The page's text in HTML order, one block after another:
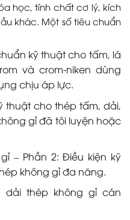
học, tính chất cơ lý, kích
khác. Một số tiêu chuẩn
kỹ thuật cho tấm, lá
và crom-niken dùng
chịu áp lực.
thuật cho thép tấm, dải,
gỉ đã tôi luyện hoặc
– Phần 2: Điều kiện kỹ
không gỉ đa năng.
dải thép không gỉ cán